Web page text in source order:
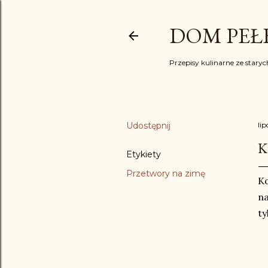
DOM
Przepisy kulinarne ze
Udostępnij
Etykiety
Przetwory na zimę